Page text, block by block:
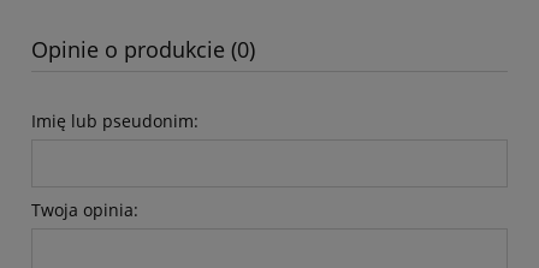
Opinie o produkcie (0)
Imię lub pseudonim:
Twoja opinia: